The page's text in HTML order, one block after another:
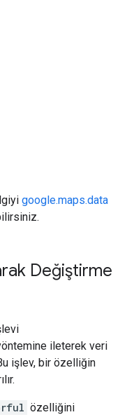
google.maps.data
Değiştirme
ileterek veri
işlev, bir özelliğin
özelliğini